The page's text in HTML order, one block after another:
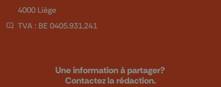
4000 Liège
TVA : BE 0405.931.241
Une information à partager?
Contactez la rédaction.